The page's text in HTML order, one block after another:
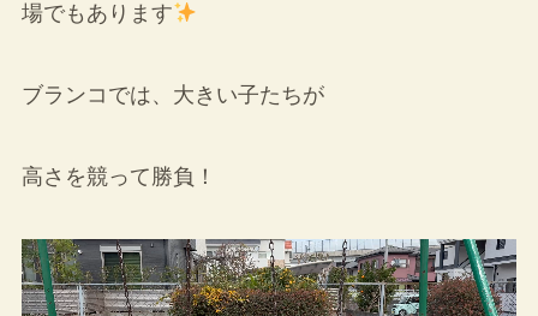
場でもあります
ブランコでは、大きい子たちが
高さを競って勝負！